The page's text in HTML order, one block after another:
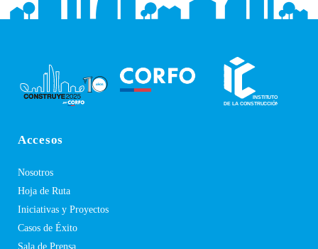
Accesos
Nosotros
Hoja de Ruta
Iniciativas y Proyectos
Casos de Éxito
Sala de Prensa